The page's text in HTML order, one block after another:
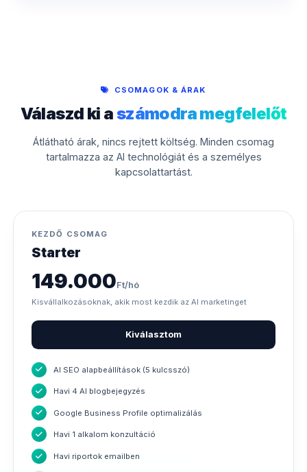
CSOMAGOK & ÁRAK
Válaszd ki a számodra megfelelőt
Átlátható árak, nincs rejtett költség. Minden csomag
tartalmazza az AI technológiát és a személyes
kapcsolattartást.
KEZDŐ CSOMAG
Starter
149.000Ft/hó
Kisvállalkozásoknak, akik most kezdik az AI marketinget
Kiválasztom
AI SEO alapbeállítások (5 kulcsszó)
Havi 4 AI blogbejegyzés
Google Business Profile optimalizálás
Havi 1 alkalom konzultáció
Havi riportok emailben